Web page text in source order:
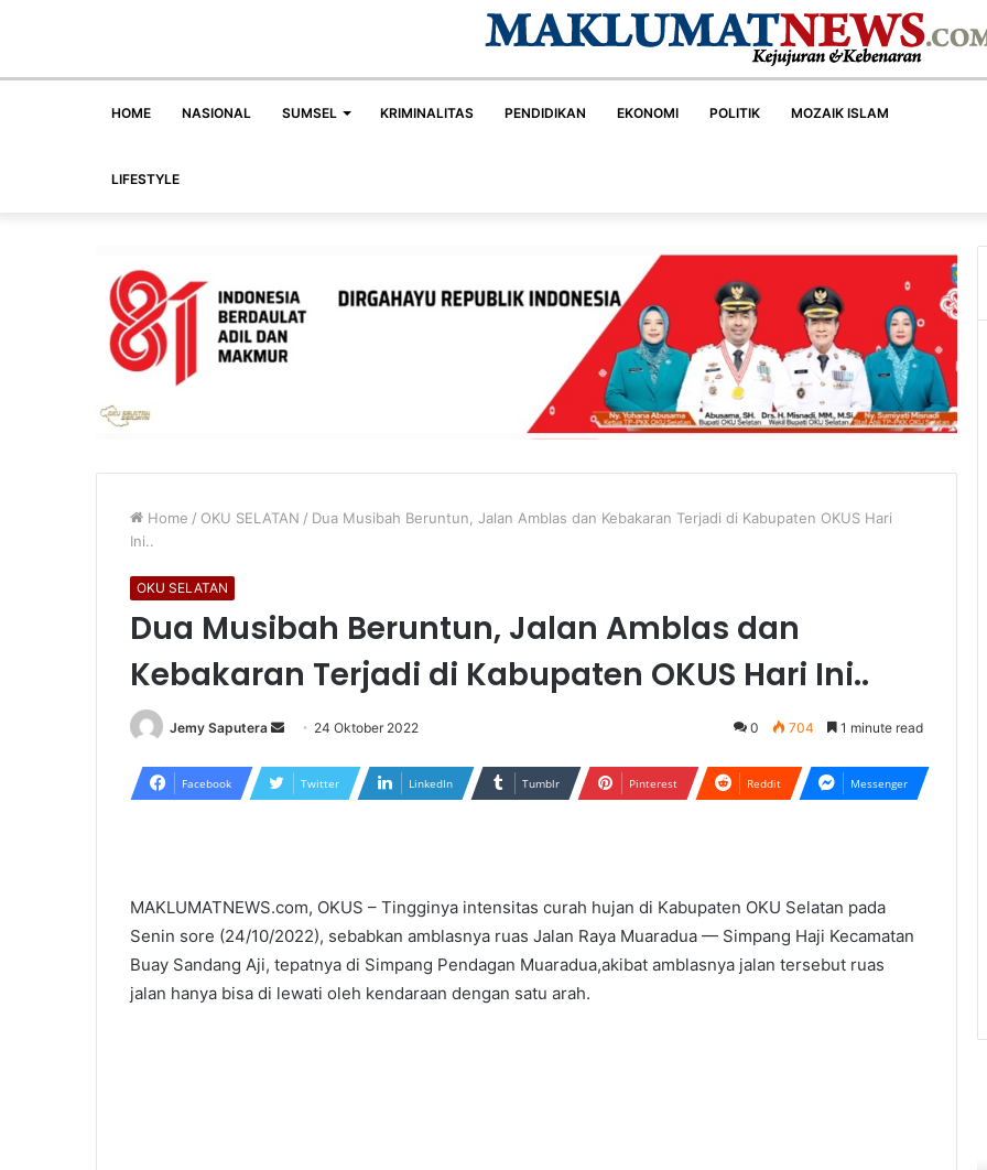
HOME NASIONAL SUMSEL KRIMINALITAS PENDIDIKAN EKONOMI POLITIK MOZAIK ISLAM
LIFESTYLE
Home / OKU SELATAN / Dua Musibah Beruntun, Jalan Amblas dan Kebakaran Terjadi di Kabupaten OKUS Hari
Ini..
OKU SELATAN
Dua Musibah Beruntun, Jalan Amblas dan
Kebakaran Terjadi di Kabupaten OKUS Hari Ini..
Jemy Saputera
Send
email
24 Oktober 2022 0 704 1 minute read
Facebook Twitter LinkedIn Tumblr Pinterest Reddit Messenger
MAKLUMATNEWS.com, OKUS – Tingginya intensitas curah hujan di Kabupaten OKU Selatan pada
Senin sore (24/10/2022), sebabkan amblasnya ruas Jalan Raya Muaradua — Simpang Haji Kecamatan
Buay Sandang Aji, tepatnya di Simpang Pendagan Muaradua,akibat amblasnya jalan tersebut ruas
jalan hanya bisa di lewati oleh kendaraan dengan satu arah.